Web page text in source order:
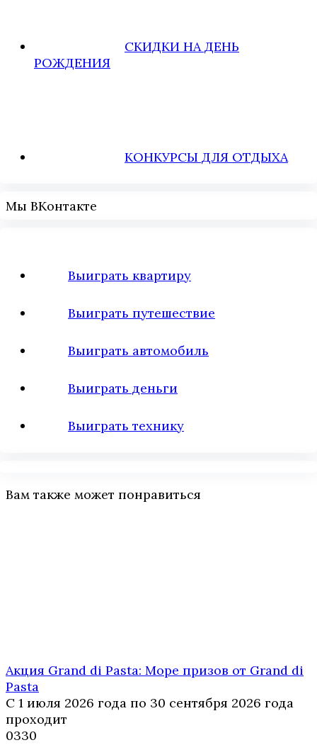
СКИДКИ НА ДЕНЬ
РОЖДЕНИЯ
КОНКУРСЫ ДЛЯ ОТДЫХА
Мы ВКонтакте
Выиграть квартиру
Выиграть путешествие
Выиграть автомобиль
Выиграть деньги
Выиграть технику
Вам также может понравиться
Акция Grand di Pasta: Море призов от Grand di
Pasta
С 1 июля 2026 года по 30 сентября 2026 года
проходит
0330